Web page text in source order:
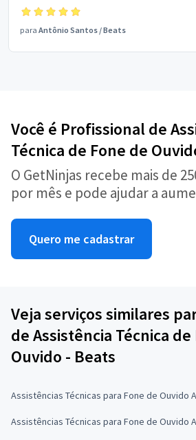
para Antônio Santos /Beats
Você é Profissional de
Técnica de Fone de
O GetNinjas recebe mais de
por mês e pode ajudar a
Quero me cadastrar
Veja serviços similares
de Assistência Técnica de
Ouvido - Beats
Assistências Técnicas para Fone de Ouvido
Assistências Técnicas para Fone de Ouvido